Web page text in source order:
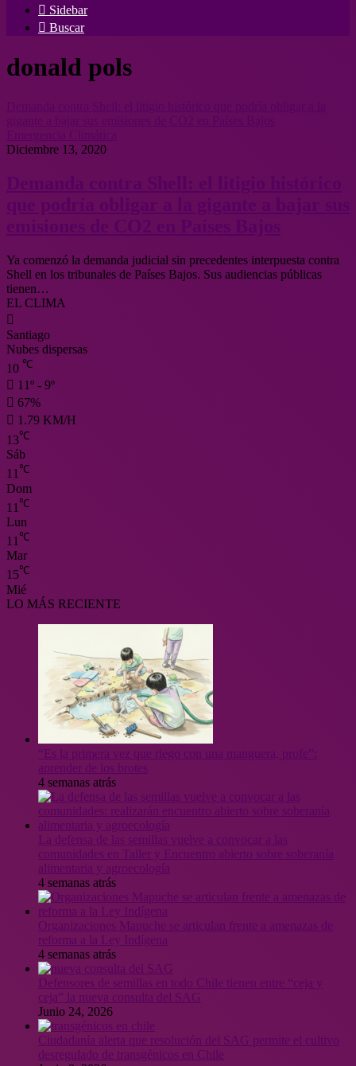
Sidebar
Buscar
donald pols
Diciembre 13, 2020
Ya comenzó la demanda judicial sin precedentes interpuesta contra
Shell en los tribunales de Países Bajos. Sus audiencias públicas
tienen…
EL CLIMA
Santiago
Nubes dispersas
10 ℃
11º - 9º
67%
1.79 KM/H
13℃
Sáb
11℃
Dom
11 ℃
Lun
11 ℃
Mar
15℃
Mié
LO MÁS RECIENTE
4 semanas atrás
4 semanas atrás
Organizaciones Mapuche se articulan frente a amenazas de
reforma a la Ley Indígena
4 semanas atrás
Defensores de semillas en todo Chile tienen entre “ceja y
ceja” la nueva consulta del SAG
Junio 24, 2026
Ciudadanía alerta que resolución del SAG permite el cultivo
desregulado de transgénicos en Chile